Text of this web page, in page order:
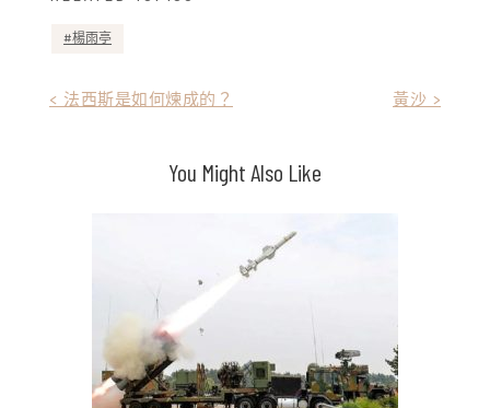
楊雨亭
< 法西斯是如何煉成的？ 黃沙 >
You Might Also Like